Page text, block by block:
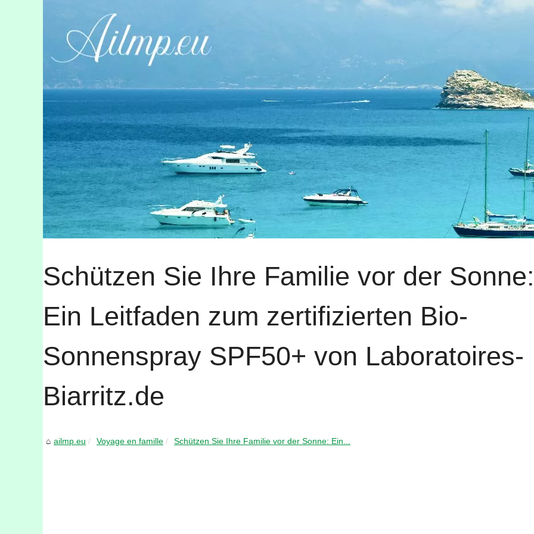
Schützen Sie Ihre Familie vor der Sonne:
Ein Leitfaden zum zertifizierten Bio-
Sonnenspray SPF50+ von Laboratoires-
Biarritz.de
ailmp.eu Voyage en famille Schützen Sie Ihre Familie vor der Sonne: Ein...